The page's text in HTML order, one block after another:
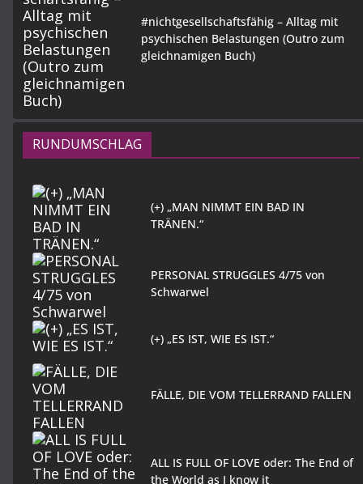
#nichtgesellschaftsfähig – Alltag mit
psychischen Belastungen (Outro zum
gleichnamigen Buch)
RUNDUMSCHLAG
(+) „MAN NIMMT EIN BAD IN
TRÄNEN.“
PERSONAL STRUGGLES 4/75 von
Schwarwel
(+) „ES IST, WIE ES IST.“
FÄLLE, DIE VOM TELLERRAND FALLEN
ALL IS FULL OF LOVE oder: The End of
the World as I know it